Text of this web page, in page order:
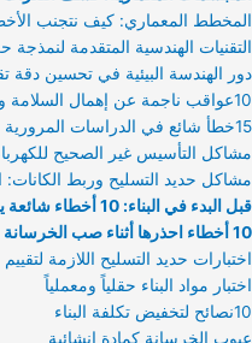
المخطط المعماري: كيف نتجنب
التقنيات الهندسية المتقدمة لنمذجة
دور الهندسة البيئية في تحسين دقة
10عواقب ناجمة عن إهمال السلامة والصحة المهنية HCIS
15خطأ شائع في الدراسات المرورية وتأثيرها على تصميم الكباري
مشاكل التأسيس غير الصحيح
مشاكل حديد التسليح وربط الكانات:
قبل البدء في البناء: 10 أخطاء شائعة يجب تجنبها
10 أخطاء احذرها أثناء صب الخرسانة
اختبارات حديد التسليح اللازمة
اختبار مواد البناء حقلياً ومعملياً
10نصائح لتخفيض تكلفة البناء
عيوب الخرسانة كمادة إنشائية